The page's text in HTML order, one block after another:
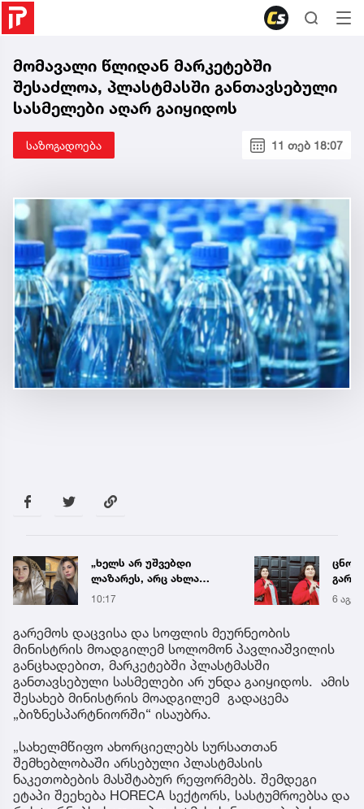
მომავალი წლიდან მარკეტებში
შესაძლოა, პლასტმასში განთავსებული
სასმელები აღარ გაიყიდოს
საზოგადოება 11 თებ 18:07
ცნობილია, მეტროში
გარდაცვლილი 21 წლის
მარიამ ტყემალაძის
6 აგვ 19:42 6 აგვ
გარემოს დაცვისა და სოფლის მეურნეობის
მინისტრის მოადგილემ სოლომონ პავლიაშვილის
განცხადებით, მარკეტებში პლასტმასში
განთავსებული სასმელები არ უნდა გაიყიდოს. ამის
შესახებ მინისტრის მოადგილემ გადაცემა
„ბიზნესპარტნიორში“ ისაუბრა.
„სახელმწიფო ახორციელებს სურსათთან
შემხებლობაში არსებული პლასტმასის
ნაკეთობების მასშტაბურ რეფორმებს. შემდეგი
ეტაპი შეეხება HORECA სექტორს, სასტუმროებსა და